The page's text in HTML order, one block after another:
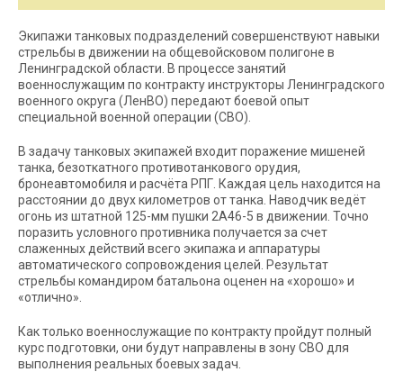
Экипажи танковых подразделений совершенствуют навыки
стрельбы в движении на общевойсковом полигоне в
Ленинградской области. В процессе занятий
военнослужащим по контракту инструкторы Ленинградского
военного округа (ЛенВО) передают боевой опыт
специальной военной операции (СВО).
В задачу танковых экипажей входит поражение мишеней
танка, безоткатного противотанкового орудия,
бронеавтомобиля и расчёта РПГ. Каждая цель находится на
расстоянии до двух километров от танка. Наводчик ведёт
огонь из штатной 125-мм пушки 2А46-5 в движении. Точно
поразить условного противника получается за счет
слаженных действий всего экипажа и аппаратуры
автоматического сопровождения целей. Результат
стрельбы командиром батальона оценен на «хорошо» и
«отлично».
Как только военнослужащие по контракту пройдут полный
курс подготовки, они будут направлены в зону СВО для
выполнения реальных боевых задач.